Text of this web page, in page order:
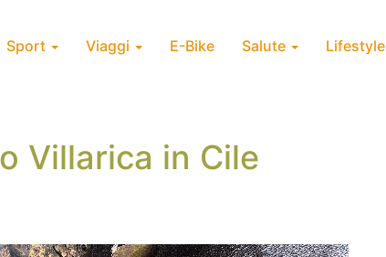
Sport Viaggi E-Bike Salute Lifestyle
Villarica in Cile